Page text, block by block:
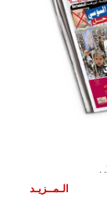
الـمــزيـد